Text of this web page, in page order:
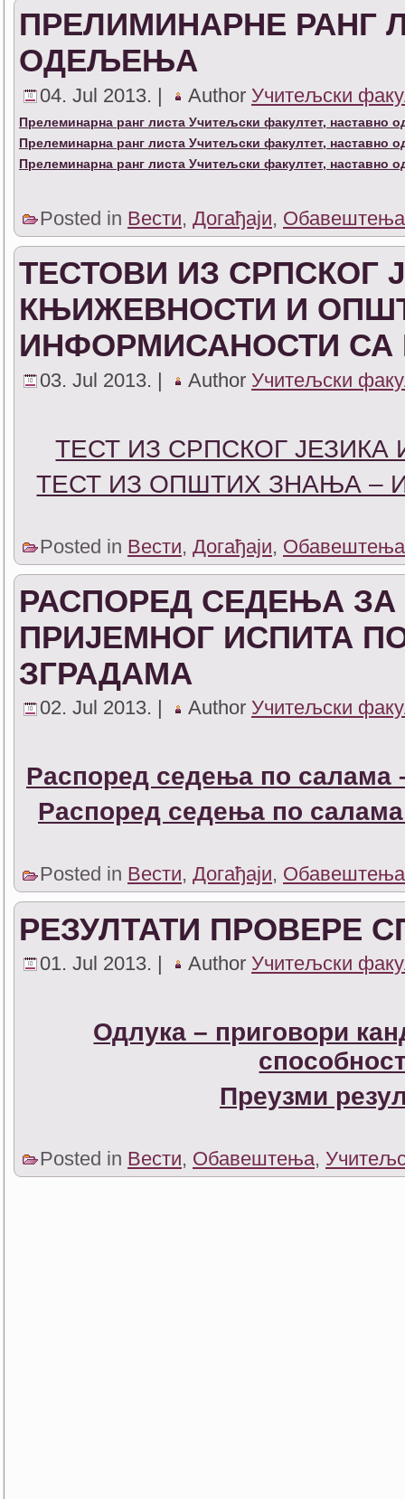
ПРЕЛИМИНАРНЕ РАНГ
ОДЕЉЕЊА
04. Jul 2013. | Author Учитељски
Прелеминарна ранг листа Учитељски факултет,
Прелеминарна ранг листа Учитељски факултет,
Прелеминарна ранг листа Учитељски факултет,
Posted in Вести, Догађаји, Обавештења
ТЕСТОВИ ИЗ СРПСКОГ
КЊИЖЕВНОСТИ И
ИНФОРМИСАНОСТИ
03. Jul 2013. | Author Учитељски
ТЕСТ ИЗ СРПСКОГ
ТЕСТ ИЗ ОПШТИХ ЗНАЊА –
Posted in Вести, Догађаји, Обавештења
РАСПОРЕД СЕДЕЊА
ПРИЈЕМНОГ ИСПИТА
ЗГРАДАМА
02. Jul 2013. | Author Учитељски
Распоред седења по салама
Распоред седења по
Posted in Вести, Догађаји, Обавештења
РЕЗУЛТАТИ ПРОВЕРЕ
01. Jul 2013. | Author Учитељски
Одлука – приговори
Преузми
Posted in Вести, Обавештења,